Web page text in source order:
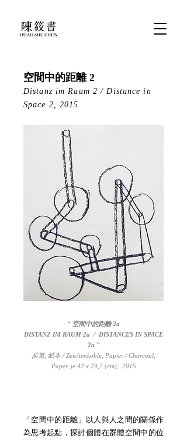
空間中的距離 2
Distanz im Raum 2 / Distance in
Space 2, 2015
“ 空間中的距離 2a
DISTANZ IM RAUM 2a / DISTANCES IN SPACE
2a ”
炭筆, 紙本 / Zeichenkohle, Papier / Charcoal,
Paper, je 42 x 29,7 (cm), 2015
「空間中的距離」以人與人之間的關係作
為思考起點，探討個體在群體空間中的位